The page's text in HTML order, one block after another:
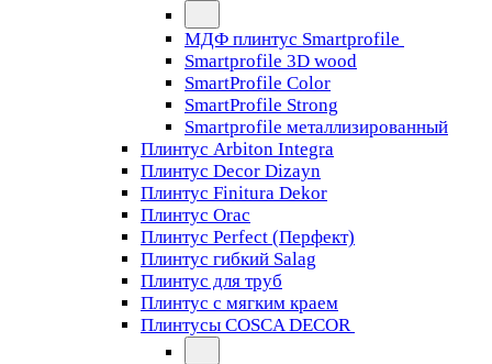
МДФ плинтус Smartprofile
Smartprofile 3D wood
SmartProfile Color
SmartProfile Strong
Smartprofile металлизированный
Плинтус Arbiton Integra
Плинтус Decor Dizayn
Плинтус Finitura Dekor
Плинтус Orac
Плинтус Perfect (Перфект)
Плинтус гибкий Salag
Плинтус для труб
Плинтус с мягким краем
Плинтусы COSCA DECOR